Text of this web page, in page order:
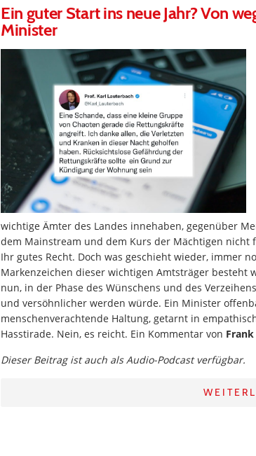
Ein guter Start ins neue Jahr? Von
Minister
wichtige Ämter des Landes innehaben, gegenüber
dem Mainstream und dem Kurs der Mächtigen
Ihr gutes Recht. Doch was geschieht wieder, immer
Markenzeichen dieser wichtigen Amtsträger besteht
nun, in der Phase des Wünschens und des
und versöhnlicher werden würde. Ein Minister
menschenverachtende Haltung, getarnt in
Hasstirade. Nein, es reicht. Ein Kommentar von
Dieser Beitrag ist auch als Audio-Podcast verfügbar.